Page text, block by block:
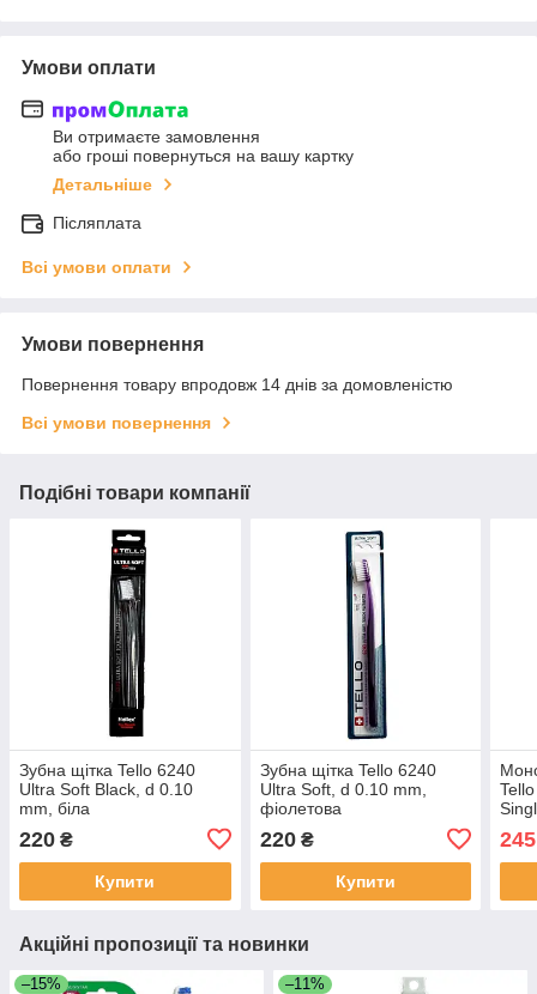
Умови оплати
Ви отримаєте замовлення
або гроші повернуться на вашу картку
Детальніше
Післяплата
Всі умови оплати
Умови повернення
Повернення товару впродовж 14 днів за домовленістю
Всі умови повернення
Подібні товари компанії
Зубна щітка Tello 6240
Ultra Soft Black, d 0.10
mm, біла
220 ₴
Купити
Зубна щітка Tello 6240
Ultra Soft, d 0.10 mm,
фіолетова
220₴
Купити
245
Акційні пропозиції та новинки
–15% –11%